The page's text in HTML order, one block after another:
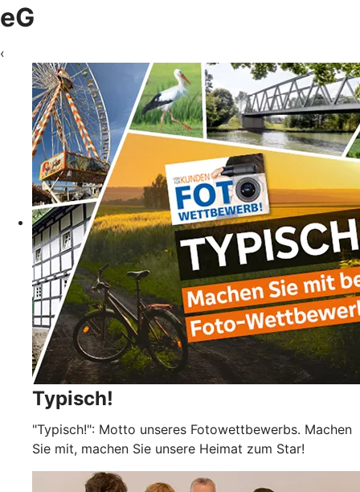
eG
‹
Typisch!
"Typisch!": Motto unseres Fotowettbewerbs. Machen
Sie mit, machen Sie unsere Heimat zum Star!